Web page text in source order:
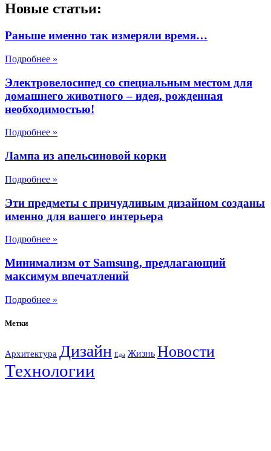
Новые статьи:
Раньше именно так измеряли время…
Подробнее »
Электровелосипед со специальным местом для
домашнего животного – идея, рожденная
необходимостью!
Подробнее »
Лампа из апельсиновой корки
Подробнее »
Эти предметы с причудливым дизайном созданы
именно для вашего интерьера
Подробнее »
Минимализм от Samsung, предлагающий
максимум впечатлений
Подробнее »
Метки
Архитектура Дизайн Еда Жизнь Новости
Технологии